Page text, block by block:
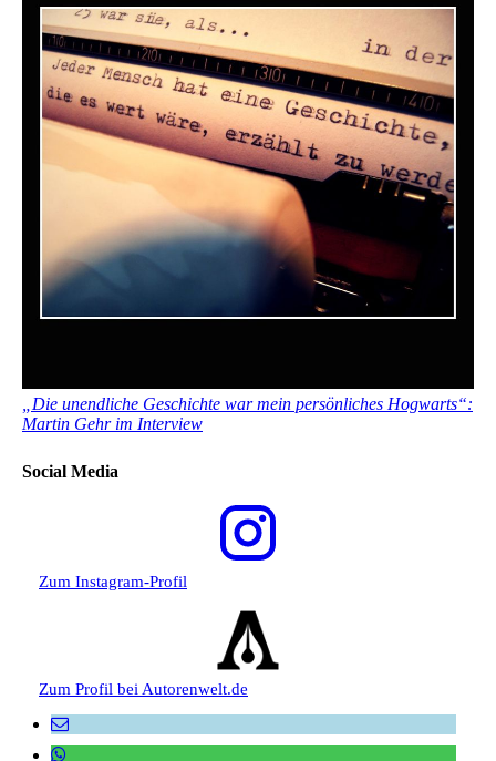
„Die unendliche Geschichte war mein persönliches Hogwarts“:
Martin Gehr im Interview
Social Media
Zum Instagram-Profil
Zum Profil bei Autorenwelt.de